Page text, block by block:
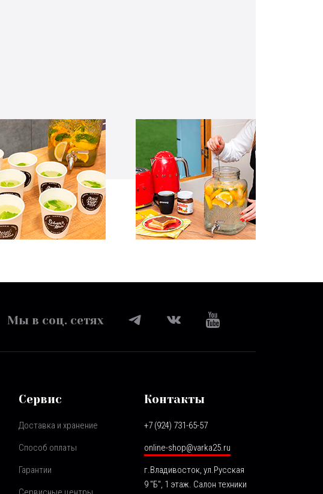
Мы в соц. сетях
Сервис
Доставка и хранение
Способ оплаты
Гарантии
Контакты
+7 (924) 731-65-57
online-shop@varka25.ru
г.Владивосток, ул.Русская
9 "Б", 1 этаж. Салон техники